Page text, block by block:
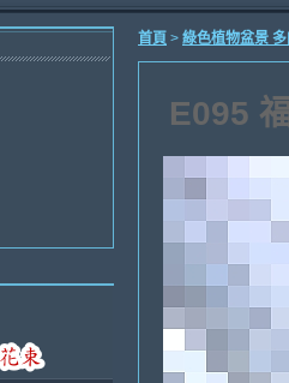
首頁 > 綠色植物盆景
E095